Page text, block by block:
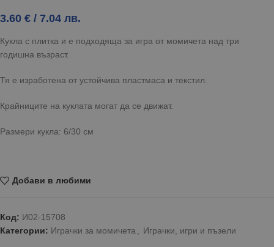
3.60 € / 7.04 лв.
Кукла с плитка и е подходяща за игра от момичета над три
годишна възраст.
Тя е изработена от устойчива пластмаса и текстил.
Крайниците на куклата могат да се движат.
Размери кукла: 6/30 см
Добави в любими
Код: И02-15708
Категории: Играчки за момичета Играчки, игри и пъзели